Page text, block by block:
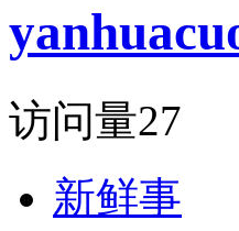
访问量27
新鲜事